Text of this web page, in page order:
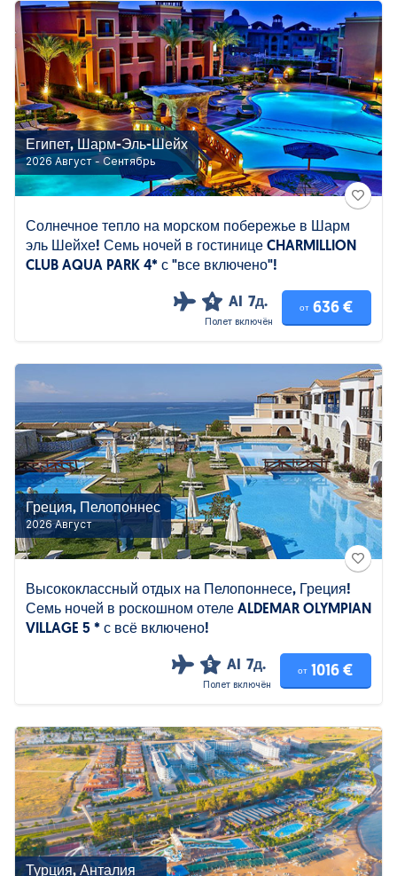
Египет, Шарм-Эль-Шейх
2026 Август - Сентябрь
Солнечное тепло на морском побережье в Шарм
эль Шейхе! Семь ночей в гостинице CHARMILLION
CLUB AQUA PARK 4* с "все включено"!
4 AI 7д.
Полет включён
от 636 €
Греция, Пелопоннес
2026 Август
Высококлассный отдых на Пелопоннесе, Греция!
Семь ночей в роскошном отеле ALDEMAR OLYMPIAN
VILLAGE 5 * с всё включено!
5 AI 7д.
Полет включён
от 1016 €
Турция, Анталия